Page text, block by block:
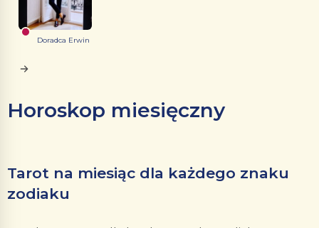
Doradca Erwin
Horoskop miesięczny
Tarot na miesiąc dla każdego znaku
zodiaku